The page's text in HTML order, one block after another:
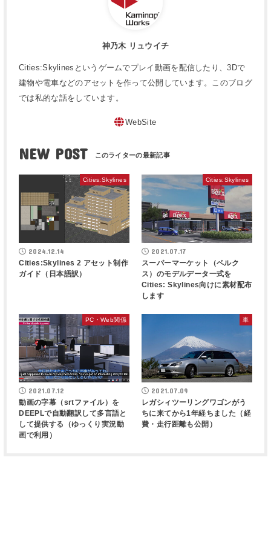
神乃木 リュウイチ
Cities:Skylinesというゲームでプレイ動画を配信したり、3Dで
建物や電車などのアセットを作って公開しています。このブログ
では私的な話をしています。
WebSite
NEW POST
Cities:Skylines
2024.12.14
Cities:Skylines 2 アセット制作
ガイド（日本語訳）
Cities:Skylines
2021.07.17
スーパーマーケット（ベルク
ス）のモデルデータ一式を
Cities: Skylines向けに素材配布
します
PC・Web関係
2021.07.12
動画の字幕（srtファイル）を
DEEPLで自動翻訳して多言語と
して提供する（ゆっくり実況動
画で利用）
車
2021.07.09
レガシィツーリングワゴンがう
ちに来てから1年経ちました（経
費・走行距離も公開）